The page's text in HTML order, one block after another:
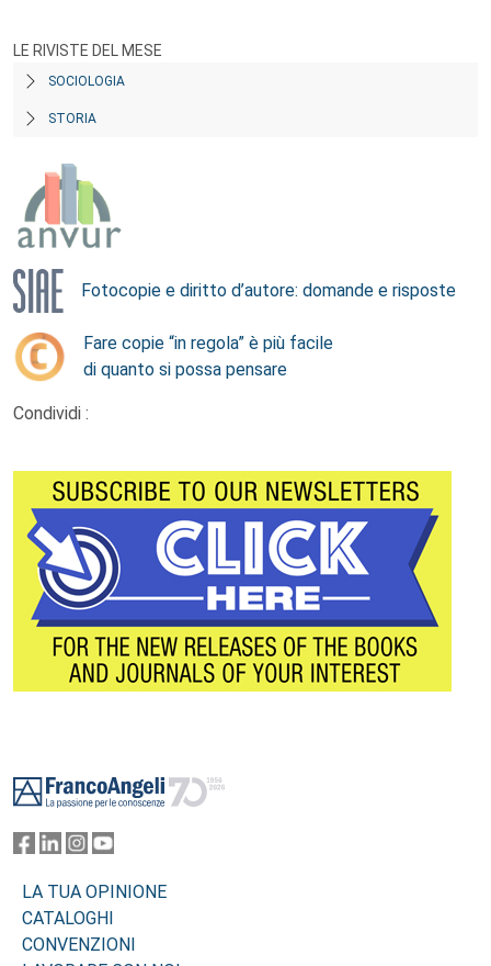
LE RIVISTE DEL MESE
SOCIOLOGIA
STORIA
Fotocopie e diritto d’autore: domande e risposte
Fare copie “in regola” è più facile
di quanto si possa pensare
Condividi :
LA TUA OPINIONE
CATALOGHI
CONVENZIONI